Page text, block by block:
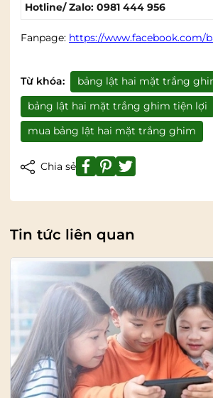
Hotline/ Zalo: 0981 444 956
Fanpage: https://www.facebook.com/
Từ khóa:
bảng lật hai mặt trắng
bảng lật hai mặt trắng ghim tiện lợi
mua bảng lật hai mặt trắng ghim
Chia sẻ
Tin tức liên quan